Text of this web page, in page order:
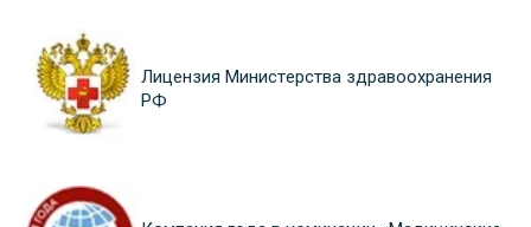
Лицензия Министерства здравоохранения
РФ